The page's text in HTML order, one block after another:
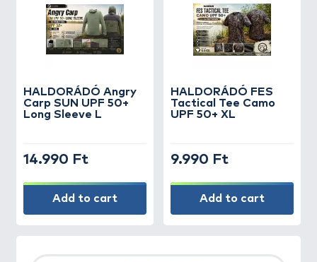
HALDORÁDÓ Angry
Carp SUN UPF 50+
Long Sleeve L
14.990 Ft
Add to cart
HALDORÁDÓ FES
Tactical Tee Camo
UPF 50+ XL
9.990 Ft
Add to cart